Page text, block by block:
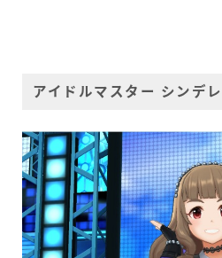
アイドルマスター シンデ